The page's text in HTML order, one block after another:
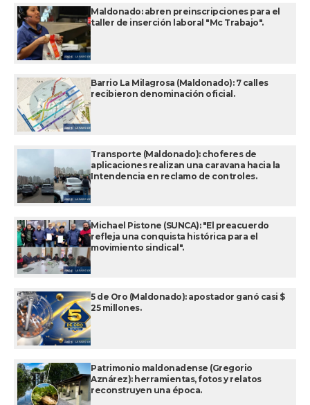
Maldonado: abren preinscripciones para el
taller de inserción laboral "Mc Trabajo".
Barrio La Milagrosa (Maldonado): 7 calles
recibieron denominación oficial.
Transporte (Maldonado): choferes de
aplicaciones realizan una caravana hacia la
Intendencia en reclamo de controles.
Michael Pistone (SUNCA): "El preacuerdo
refleja una conquista histórica para el
movimiento sindical".
5 de Oro (Maldonado): apostador ganó casi $
25 millones.
Patrimonio maldonadense (Gregorio
Aznárez): herramientas, fotos y relatos
reconstruyen una época.